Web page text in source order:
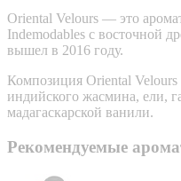
Oriental Velours — это
Indemodables с восточной
вышел в 2016 году.
Композиция Oriental
индийского жасмина, ели,
мадагаскарской ванили.
Рекомендуемые